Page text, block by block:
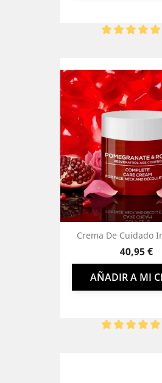
Crema De Cuidado
Precio
40,95 €
AÑADIR A MI